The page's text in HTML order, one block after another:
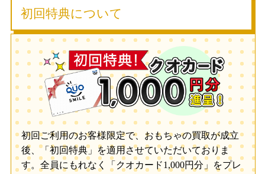
初回特典について
初回ご利用のお客様限定で、おもちゃの買取が成立
後、「初回特典」を適用させていただいておりま
す。全員にもれなく「クオカード1,000円分」をプレ